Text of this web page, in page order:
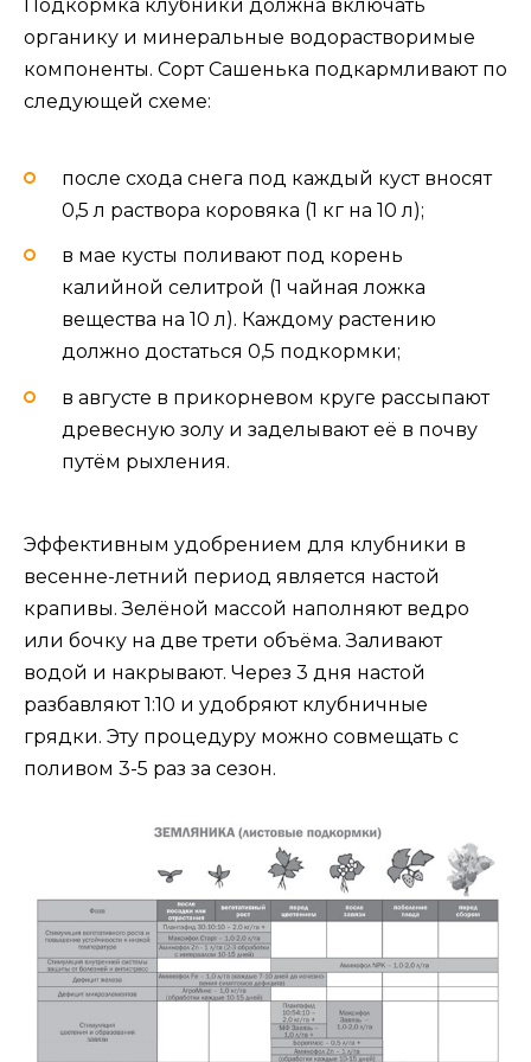
Подкормка клубники должна включать
органику и минеральные водорастворимые
компоненты. Сорт Сашенька подкармливают по
следующей схеме:
после схода снега под каждый куст вносят
0,5 л раствора коровяка (1 кг на 10 л);
в мае кусты поливают под корень
калийной селитрой (1 чайная ложка
вещества на 10 л). Каждому растению
должно достаться 0,5 подкормки;
в августе в прикорневом круге рассыпают
древесную золу и заделывают её в почву
путём рыхления.
Эффективным удобрением для клубники в
весенне-летний период является настой
крапивы. Зелёной массой наполняют ведро
или бочку на две трети объёма. Заливают
водой и накрывают. Через 3 дня настой
разбавляют 1:10 и удобряют клубничные
грядки. Эту процедуру можно совмещать с
поливом 3-5 раз за сезон.